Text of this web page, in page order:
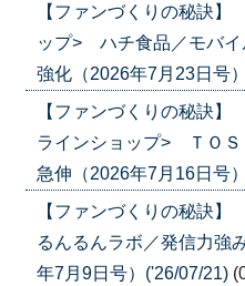
【ファンづくりの秘訣
ップ> ハチ食品／モバイ
強化（2026年7月23日号
【ファンづくりの秘訣
ラインショップ> ＴＯＳ
急伸（2026年7月16日号
【ファンづくりの秘訣
るんるんラボ／発信力強
年7月9日号）('26/07/21)